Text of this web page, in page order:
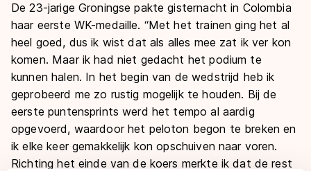
Deze zomer de weg op
Waar kan ik schaatsen en skaten?
Alles voor jou als schaatsfan
Evenementen
Tickets
Livestreams
Word schaatsfan!
Winacties
Olympische Spelen
Olympische Spelen
Medaille overzicht
Medaillespiegel
Olympische uitslagen
Van Jong tot Goud verhalen
De 23-jarige Groningse pakte gisternacht in Colombia
haar eerste WK-medaille. “Met het trainen ging het al
heel goed, dus ik wist dat als alles mee zat ik ver kon
komen. Maar ik had niet gedacht het podium te
kunnen halen. In het begin van de wedstrijd heb ik
geprobeerd me zo rustig mogelijk te houden. Bij de
eerste puntensprints werd het tempo al aardig
opgevoerd, waardoor het peloton begon te breken en
ik elke keer gemakkelijk kon opschuiven naar voren.
Richting het einde van de koers merkte ik dat de rest